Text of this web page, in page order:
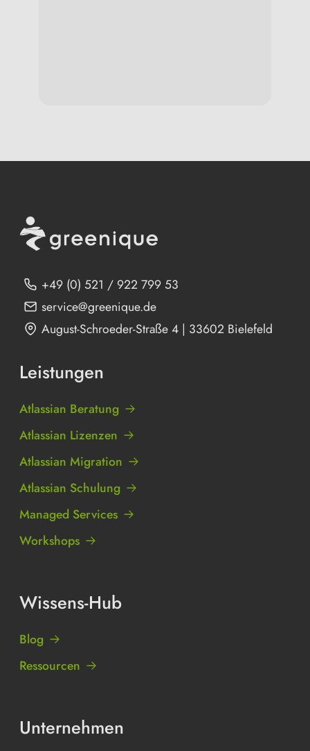
+49 (0) 521 / 922 799 53
service@greenique.de
August-Schroeder-Straße 4 | 33602 Bielefeld
Leistungen
Atlassian Beratung
Atlassian Lizenzen
Atlassian Migration
Atlassian Schulung
Managed Services
Workshops
Wissens-Hub
Blog
Ressourcen
Unternehmen